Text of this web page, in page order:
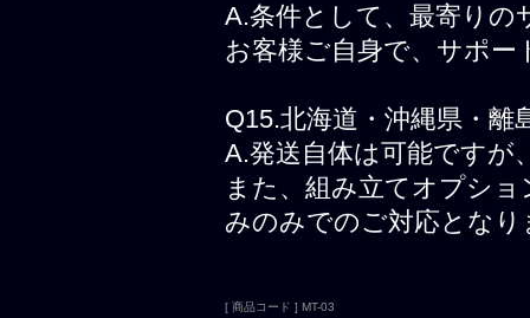
A.条件として、最寄りの
お客様ご自身で、サポ
Q15.北海道・沖縄県・
A.発送自体は可能ですが
また、組み立てオプシ
みのみでのご対応となり
[ 商品コード ] MT-03